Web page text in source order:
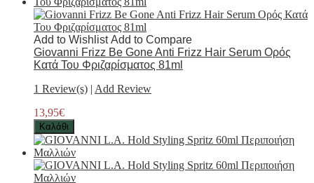
Add to Wishlist Add to Compare
Giovanni Frizz Be Gone Anti Frizz Hair Serum Ορός
Κατά Του Φριζαρίσματος 81ml
1 Review(s) | Add Review
13,95€
Καλάθι